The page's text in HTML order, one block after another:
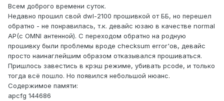
Всем доброго времени суток.
Недавно прошил свой dwl-2100 прошивкой от ББ, но перешел
обратно - не понравилась, т.к. девайс юзаю в качестве normal
AP(с OMNI антенной). С переходом обратно на родную
прошивку были проблемы вроде checksum error'ов, девайс
просто наинаглейшим образом отказывался прошиваться.
Пришлось завестись в крэш режиме, убивать pcode, и только
тогда всё пошло. Но появился небольшой нюанс.
Содержимое памяти:
apcfg 144686